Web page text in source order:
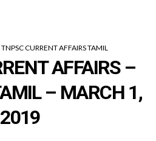
TNPSC CURRENT AFFAIRS TAMIL
AFFAIRS –
– MARCH 1,
2019